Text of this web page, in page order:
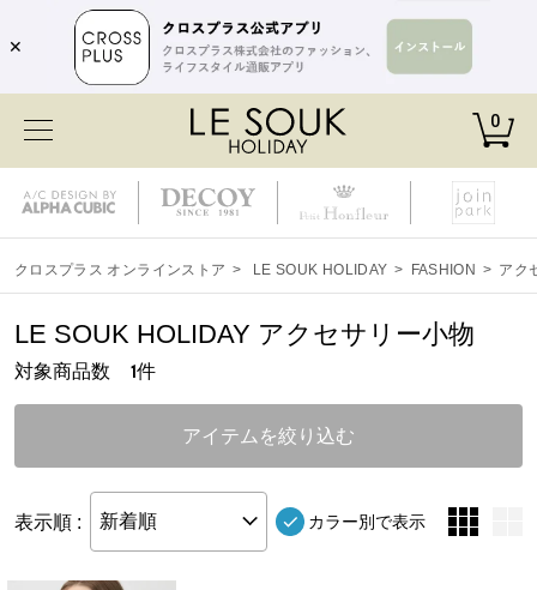
✕
0
クロスプラス オンラインストア > LE SOUK HOLIDAY > FASHION > アク
対象商品数 1件
LE SOUK HOLIDAY アクセサリー小物
アイテムを絞り込む
表示順 : 新着順 カラー別で表示